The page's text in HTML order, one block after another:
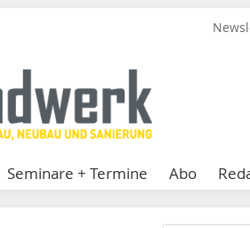
Seminare + Termine Abo